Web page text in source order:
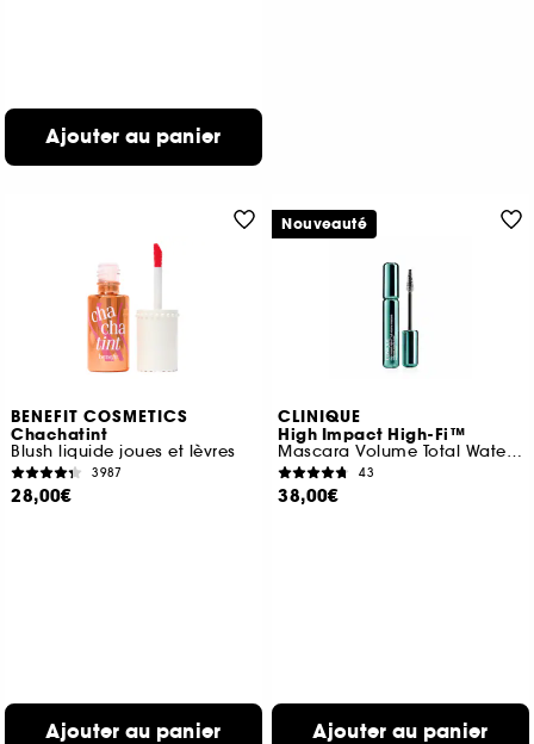
Ajouter au panier
BENEFIT COSMETICS
Chachatint
Blush liquide joues et lèvres
3987
28,00€
Ajouter au panier
CLINIQUE
High Impact High-Fi™
Mascara Volume Total Waterproof
43
38,00€
Ajouter au panier
Nouveauté